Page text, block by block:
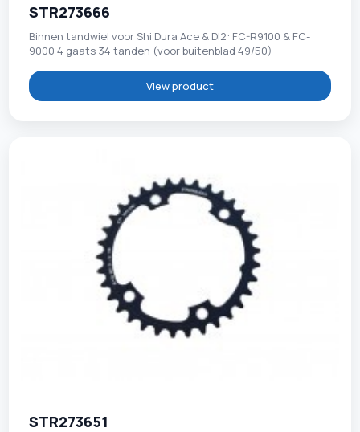
STR273666
Binnen tandwiel voor Shi Dura Ace & DI2: FC-R9100 & FC-
9000 4 gaats 34 tanden (voor buitenblad 49/50)
View product
STR273651